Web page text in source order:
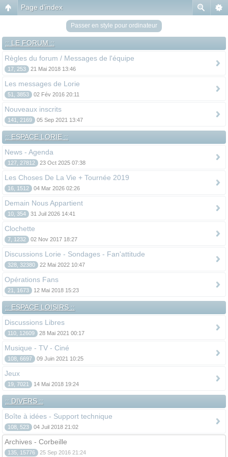
Page d’index
Passer en style pour ordinateur
:: LE FORUM ::
Règles du forum / Messages de l'équipe
17, 253 21 Mai 2018 13:46
Les messages de Lorie
51, 3853 02 Fév 2016 20:11
Nouveaux inscrits
141, 2169 05 Sep 2021 13:47
:: ESPACE LORIE ::
News - Agenda
127, 27812 23 Oct 2025 07:38
Les Choses De La Vie + Tournée 2019
16, 1512 04 Mar 2026 02:26
Demain Nous Appartient
10, 354 31 Juil 2026 14:41
Clochette
7, 1232 02 Nov 2017 18:27
Discussions Lorie - Sondages - Fan'attitude
328, 32380 22 Mai 2022 10:47
Opérations Fans
21, 1673 12 Mai 2018 15:23
:: ESPACE LOISIRS ::
Discussions Libres
110, 12609 28 Mai 2021 00:17
Musique - TV - Ciné
108, 6697 09 Juin 2021 10:25
Jeux
19, 7021 14 Mai 2018 19:24
:: DIVERS ::
Boîte à idées - Support technique
108, 523 04 Juil 2018 21:02
Archives - Corbeille
135, 15776 25 Sep 2016 21:24